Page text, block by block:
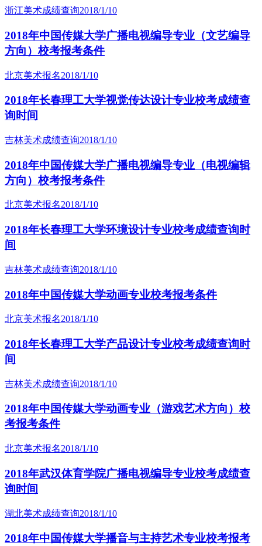
浙江美术成绩查询2018/1/10
2018年中国传媒大学广播电视编导专业（文艺编导
方向）校考报考条件
北京美术报名2018/1/10
2018年长春理工大学视觉传达设计专业校考成绩查
询时间
吉林美术成绩查询2018/1/10
2018年中国传媒大学广播电视编导专业（电视编辑
方向）校考报考条件
北京美术报名2018/1/10
2018年长春理工大学环境设计专业校考成绩查询时
间
吉林美术成绩查询2018/1/10
2018年中国传媒大学动画专业校考报考条件
北京美术报名2018/1/10
2018年长春理工大学产品设计专业校考成绩查询时
间
吉林美术成绩查询2018/1/10
2018年中国传媒大学动画专业（游戏艺术方向）校
考报考条件
北京美术报名2018/1/10
2018年武汉体育学院广播电视编导专业校考成绩查
询时间
湖北美术成绩查询2018/1/10
2018年中国传媒大学播音与主持艺术专业校考报考